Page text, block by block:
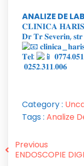
ANALIZE DE
𝐂𝐋𝐈𝐍𝐈𝐂𝐀 𝐇𝐀𝐑𝐈𝐒
𝐃𝐫 𝐓𝐫 𝐒𝐞𝐯𝐞𝐫𝐢𝐧,
𝐓𝐞𝐥:
𝟎𝟐𝟓𝟐.𝟑𝟏𝟏.𝟎𝟎𝟔
Category :
Tags : Analize
Previous
ENDOSCOPIE